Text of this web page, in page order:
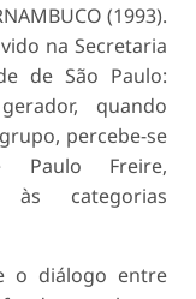
(1993).
na Secretaria
de São Paulo:
quando
percebe-se
Freire,
às categorias
o diálogo entre